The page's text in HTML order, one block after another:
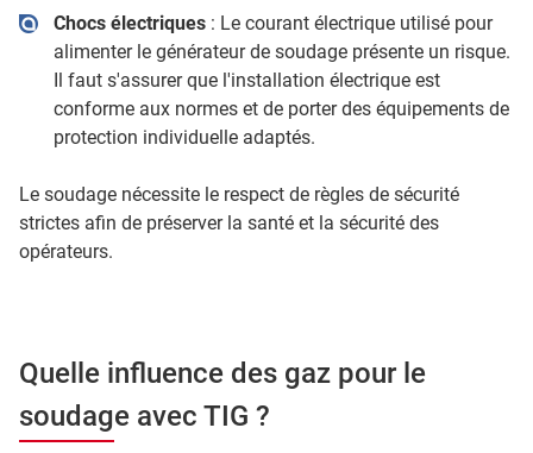
Chocs électriques: Le courant électrique utilisé pour
alimenter le générateur de soudage présente un risque.
Il faut s'assurer que l'installation électrique est
conforme aux normes et de porter des équipements de
protection individuelle adaptés.
Le soudage nécessite le respect de règles de sécurité
strictes afin de préserver la santé et la sécurité des
opérateurs.
Quelle influence des gaz pour le
soudage avec TIG ?